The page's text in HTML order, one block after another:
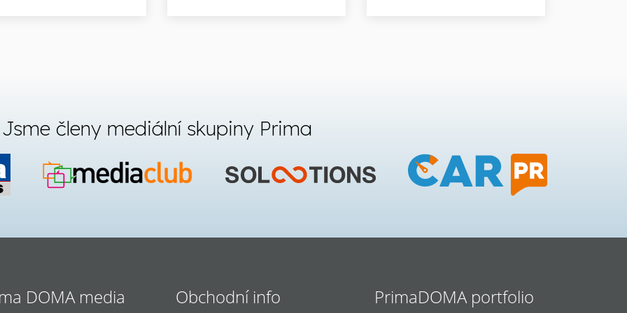
Jsme členy mediální skupiny Prima
DOMA media Obchodní info PrimaDOMA portfolio